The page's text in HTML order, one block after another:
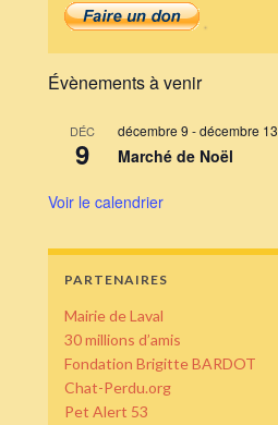
Évènements à venir
DÉC
9
décembre 9 -décembre 13
Marché de Noël
Voir le calendrier
PARTENAIRES
Mairie de Laval
30 millions d’amis
Fondation Brigitte BARDOT
Chat-Perdu.org
Pet Alert 53